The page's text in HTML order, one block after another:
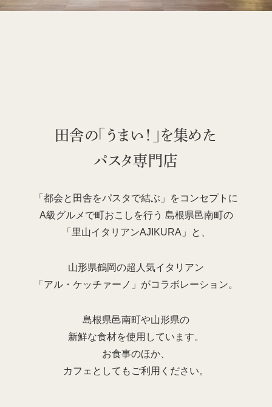
田舎の「うまい！」を集めた
パスタ専門店
「都会と田舎をパスタで結ぶ」をコンセプトに
A級グルメで町おこしを行う 島根県邑南町の
「里山イタリアンAJIKURA」と、
山形県鶴岡の超人気イタリアン
「アル・ケッチァーノ」がコラボレーション。
島根県邑南町や山形県の
新鮮な食材を使用しています。
お食事のほか、
カフェとしてもご利用ください。